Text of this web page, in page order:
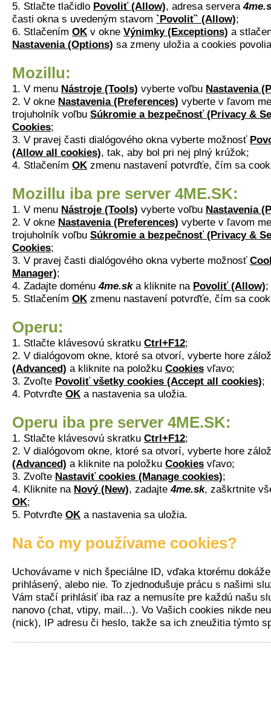
5. Stlačte tlačidlo Povoliť (Allow), adresa servera
časti okna s uvedeným stavom `Povoliť` (Allow);
6. Stlačením OK v okne Výnimky (Exceptions) a
Nastavenia (Options) sa zmeny uložia a cookies
Mozillu:
1. V menu Nástroje (Tools) vyberte voľbu Nastavenia
2. V okne Nastavenia (Preferences) vyberte v ľavom
trojuholník voľbu Súkromie a bezpečnosť (Privacy &
Cookies;
3. V pravej časti dialógového okna vyberte možnosť
(Allow all cookies), tak, aby bol pri nej plný krúžok;
4. Stlačením OK zmenu nastavení potvrďťe, čím sa
Mozillu iba pre server 4ME.SK:
1. V menu Nástroje (Tools) vyberte voľbu Nastavenia
2. V okne Nastavenia (Preferences) vyberte v ľavom
trojuholník voľbu Súkromie a bezpečnosť (Privacy &
Cookies;
3. V pravej časti dialógového okna vyberte možnosť
Manager);
4. Zadajte doménu4me.ska kliknite na Povoliť (Allow);
5. Stlačením OK zmenu nastavení potvrďťe, čím sa
Operu:
1. Stlačte klávesovú skratku Ctrl+F12;
2. V dialógovom okne, ktoré sa otvorí, vyberte hore
(Advanced) a kliknite na položku Cookies vľavo;
3. Zvoľte Povoliť všetky cookies (Accept all cookies);
4. Potvrďte OK a nastavenia sa uložia.
Operu iba pre server 4ME.SK:
1. Stlačte klávesovú skratku Ctrl+F12;
2. V dialógovom okne, ktoré sa otvorí, vyberte hore
(Advanced) a kliknite na položku Cookies vľavo;
3. Zvoľte Nastaviť cookies (Manage cookies);
4. Kliknite na Nový (New), zadajte4me.sk, zaškrtnite
OK;
5. Potvrďte OK a nastavenia sa uložia.
Na čo my používame cookies?
Uchovávame v nich špeciálne ID, vďaka ktorému
prihlásený, alebo nie. To zjednodušuje prácu s našimi
Vám stačí prihlásiť iba raz a nemusíte pre každú našu
nanovo (chat, vtipy, mail...). Vo Vašich cookies nikde
(nick), IP adresu či heslo, takže sa ich zneužitia týmto